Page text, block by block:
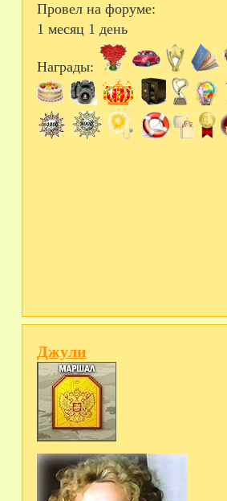
Провел на форуме:
1 месяц 1 день
Награды:
Джули